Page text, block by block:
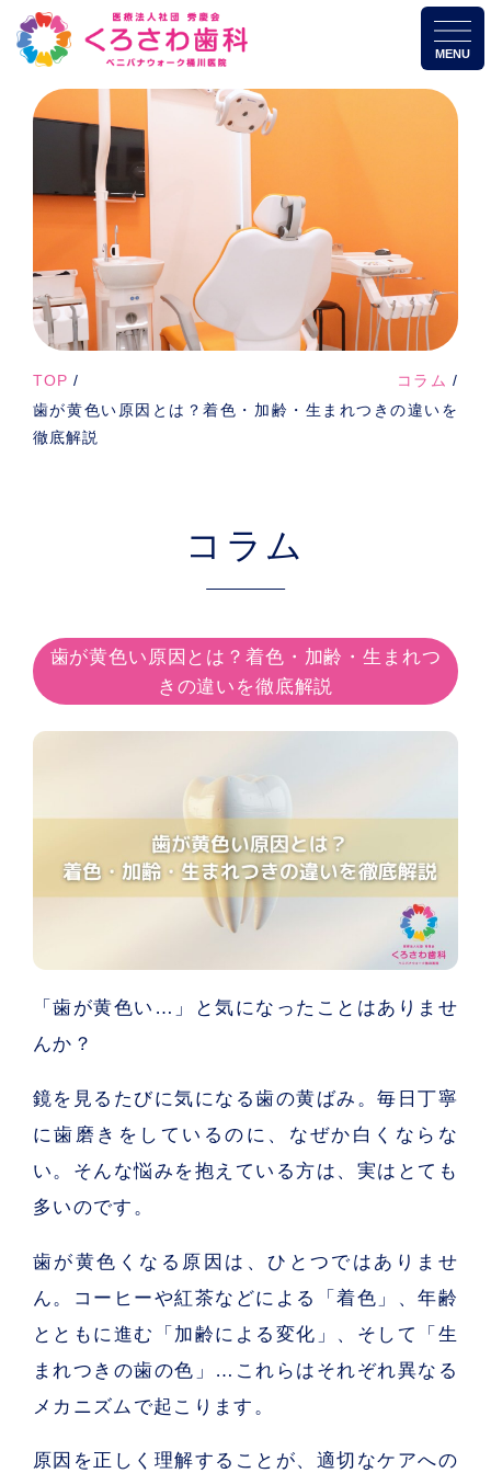
TOP
コラム
歯が黄色い原因とは？着色・加齢・生まれつきの違いを
徹底解説
コラム
歯が黄色い原因とは？着色・加齢・生まれつ
きの違いを徹底解説
「歯が黄色い…」と気になったことはありませ
んか？
鏡を見るたびに気になる歯の黄ばみ。毎日丁寧
に歯磨きをしているのに、なぜか白くならな
い。そんな悩みを抱えている方は、実はとても
多いのです。
歯が黄色くなる原因は、ひとつではありませ
ん。コーヒーや紅茶などによる「着色」、年齢
とともに進む「加齢による変化」、そして「生
まれつきの歯の色」…これらはそれぞれ異なる
メカニズムで起こります。
原因を正しく理解することが、適切なケアへの
MENU